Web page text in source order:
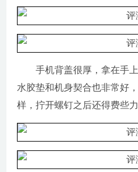
手机背盖很厚，拿在手上
水胶垫和机身契合也非常好
样，拧开螺钉之后还得费些